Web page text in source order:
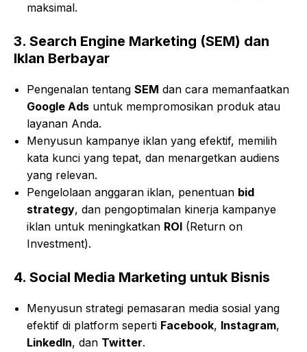
maksimal.
3. Search Engine Marketing (SEM) dan
Iklan Berbayar
Pengenalan tentangSEM dan cara memanfaatkan
Google Ads untuk mempromosikan produk atau
layanan Anda.
Menyusun kampanye iklan yang efektif, memilih
kata kunci yang tepat, dan menargetkan audiens
yang relevan.
Pengelolaan anggaran iklan, penentuan bid
strategy, dan pengoptimalan kinerja kampanye
iklan untuk meningkatkan ROI (Return on
Investment).
4. Social Media Marketing untuk Bisnis
Menyusun strategi pemasaran media sosial yang
efektif di platform seperti Facebook, Instagram,
LinkedIn, dan Twitter.